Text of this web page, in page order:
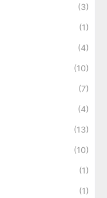
(3)
(1)
(4)
(10)
(7)
(4)
(13)
(10)
(1)
(1)